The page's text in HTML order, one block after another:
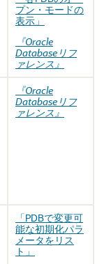
プン・モードの
表示」
『Oracle
Databaseリフ
ァレンス』
『Oracle
Databaseリフ
ァレンス』
「PDBで変更可
能な初期化パラ
メータをリス
ト」